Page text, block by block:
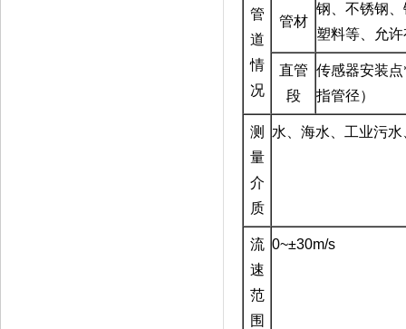
管
道
情
况
管材
钢、不锈钢
塑料等、允
直管
段
传感器安装
指管径）
测
量
介
质
水、海水、工业污
流
速
范
围
0~±30m/s